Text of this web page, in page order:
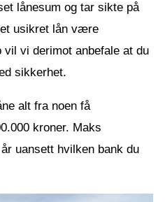
lånesum og tar sikte på
usikret lån være
vil vi derimot anbefale at du
sikkerhet.
alt fra noen få
kroner. Maks
uansett hvilken bank du